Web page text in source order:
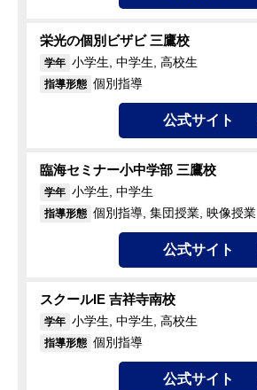
栄光の個別ビザビ 三鷹校
学年 小学生, 中学生, 高校生
指導形態 個別指導
公式サイト
臨海セミナー小中学部 三鷹校
学年 小学生, 中学生
指導形態 個別指導, 集団授業, 映像授業
公式サイト
スクールIE 吉祥寺南校
学年 小学生, 中学生, 高校生
指導形態 個別指導
公式サイト